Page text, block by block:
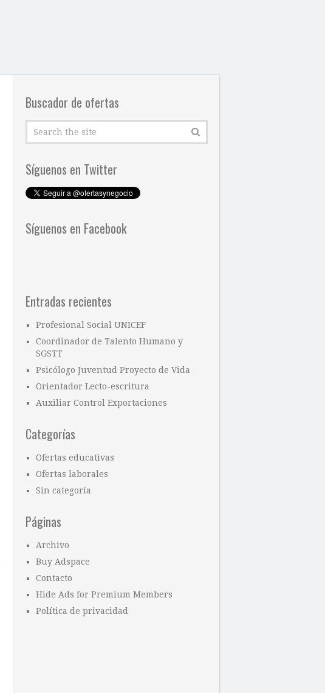
Buscador de ofertas
Síguenos en Twitter
Síguenos en Facebook
Entradas recientes
Profesional Social UNICEF
Coordinador de Talento Humano y
SGSTT
Psicólogo Juventud Proyecto de Vida
Orientador Lecto-escritura
Auxiliar Control Exportaciones
Categorías
Ofertas educativas
Ofertas laborales
Sin categoría
Páginas
Archivo
Buy Adspace
Contacto
Hide Ads for Premium Members
Política de privacidad